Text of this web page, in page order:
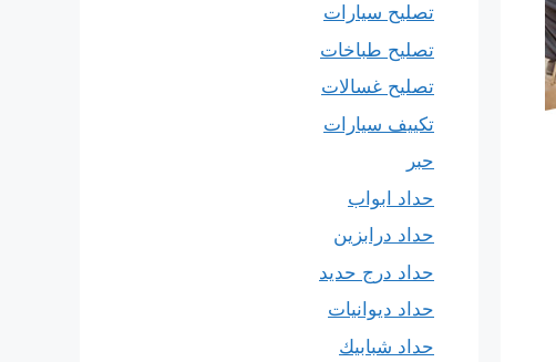
تصليح سيارات
تصليح طباخات
تصليح غسالات
تكييف سيارات
حبر
حداد ابواب
حداد درابزين
حداد درج حديد
حداد ديوانيات
حداد شبابيك